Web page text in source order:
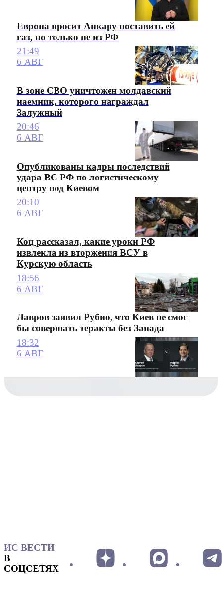
Европа просит Анкару поставить ей
газ, но только не из РФ
21:49
6 АВГ
В зоне СВО уничтожен молдавский
наемник, которого награждал
Залужный
20:46
6 АВГ
Опубликованы кадры последствий
удара ВС РФ по логистическому
центру под Киевом
20:10
6 АВГ
Коц рассказал, какие уроки РФ
извлекла из вторжения ВСУ в
Курскую область
18:56
6 АВГ
Лавров заявил Рубио, что Киев не смог
бы совершать теракты без Запада
18:32
6 АВГ
ИС ВЕСТИ
В
СОЦСЕТЯХ